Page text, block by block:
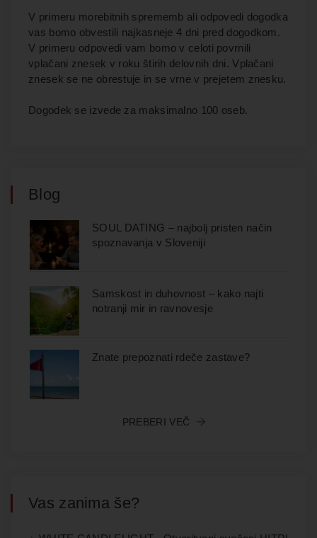
V primeru morebitnih sprememb ali odpovedi dogodka
vas bomo obvestili najkasneje 4 dni pred dogodkom.
V primeru odpovedi vam bomo v celoti povrnili
vplačani znesek v roku štirih delovnih dni. Vplačani
znesek se ne obrestuje in se vrne v prejetem znesku.
Dogodek se izvede za maksimalno 100 oseb.
Blog
SOUL DATING – najbolj pristen način
spoznavanja v Sloveniji
Samskost in duhovnost – kako najti
notranji mir in ravnovesje
Znate prepoznati rdeče zastave?
PREBERI VEČ
Vas zanima še?